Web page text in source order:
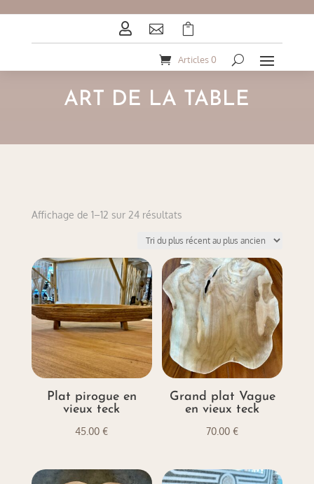
  
Articles 0
ART DE LA TABLE
Affichage de 1–12 sur 24 résultatsTrié
plus
récent
au
plus
ancien
Plat pirogue en
vieux teck
45.00€
Grand plat Vague
en vieux teck
70.00€